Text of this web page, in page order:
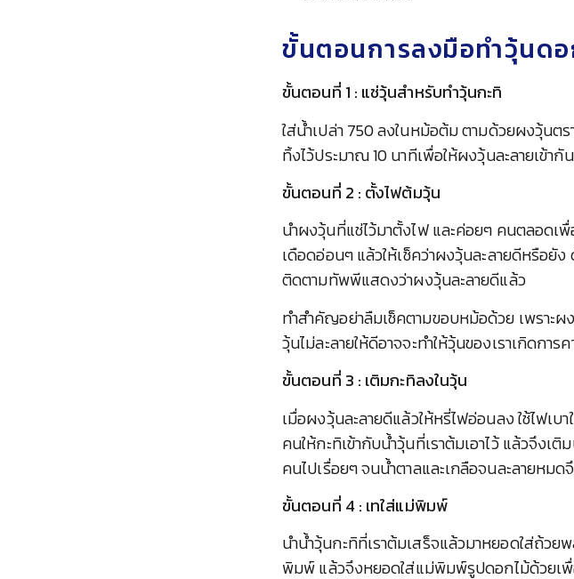
ขั้นตอนการลงมือทำวุ้นด
ขั้นตอนที่ 1 : แช่วุ้นสำหรับทำวุ้นกะทิ
ใส่น้ำเปล่า 750 ลงในหม้อต้ม ตามด้วยผงวุ้นต
ทิ้งไว้ประมาณ 10 นาทีเพื่อให้ผงวุ้นละลายเข้
ขั้นตอนที่ 2 : ตั้งไฟต้มวุ้น
นำผงวุ้นที่แช่ไว้มาตั้งไฟ และค่อยๆ คนตลอด
เดือดอ่อนๆ แล้วให้เช็คว่าผงวุ้นละลายดีหรือยั
ติดตามทัพพีแสดงว่าผงวุ้นละลายดีแล้ว
ทำสำคัญอย่าลืมเช็คตามขอบหม้อด้วย เพรา
วุ้นไม่ละลายให้ดีอาจจะทำให้วุ้นของเราเกิดการ
ขั้นตอนที่ 3 : เติมกะทิลงในวุ้น
เมื่อผงวุ้นละลายดีแล้วให้หรี่ไฟอ่อนลง ใช้ไฟเ
คนให้กะทิเข้ากับน้ำวุ้นที่เราต้มเอาไว้ แล้วจึงเ
คนไปเรื่อยๆ จนน้ำตาลและเกลือจนละลายหมด
ขั้นตอนที่ 4 : เทใส่แม่พิมพ์
นำน้ำวุ้นกะทิที่เราต้มเสร็จแล้วมาหยอดใส่ถ้ว
พิมพ์ แล้วจึงหยอดใส่แม่พิมพ์รูปดอกไม้ด้วยเพื่